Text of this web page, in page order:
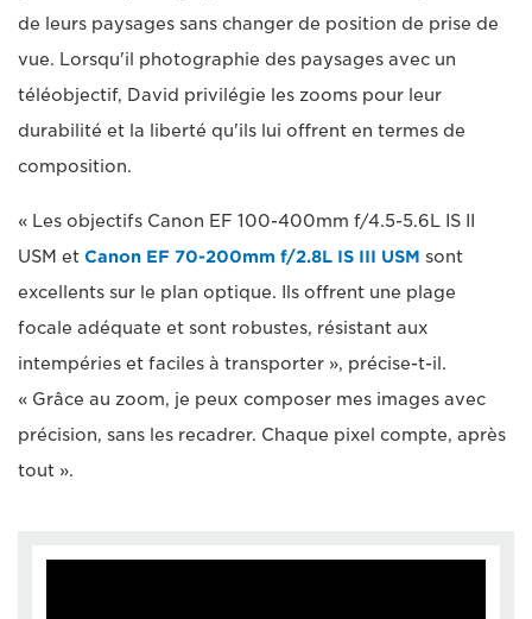
de leurs paysages sans changer de position de prise de
vue. Lorsqu'il photographie des paysages avec un
téléobjectif, David privilégie les zooms pour leur
durabilité et la liberté qu'ils lui offrent en termes de
composition.
« Les objectifs Canon EF 100-400mm f/4.5-5.6L IS II
USM et Canon EF 70-200mm f/2.8L IS III USM sont
excellents sur le plan optique. Ils offrent une plage
focale adéquate et sont robustes, résistant aux
intempéries et faciles à transporter », précise-t-il.
« Grâce au zoom, je peux composer mes images avec
précision, sans les recadrer. Chaque pixel compte, après
tout ».